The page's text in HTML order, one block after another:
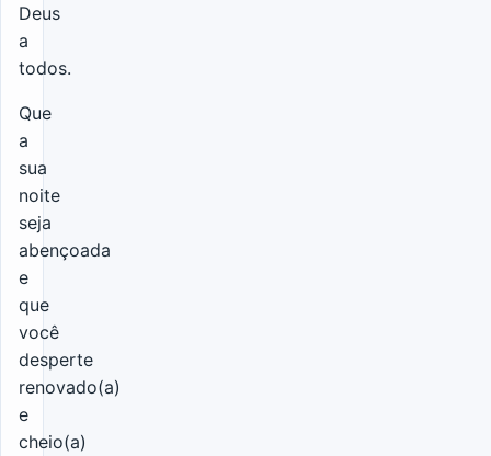
Deus
a
todos.
Que
a
sua
noite
seja
abençoada
e
que
você
desperte
renovado(a)
e
cheio(a)